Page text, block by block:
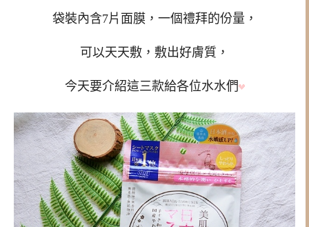
袋裝內含7片面膜，一個禮拜的份量，
可以天天敷，敷出好膚質，
今天要介紹這三款給各位水水們